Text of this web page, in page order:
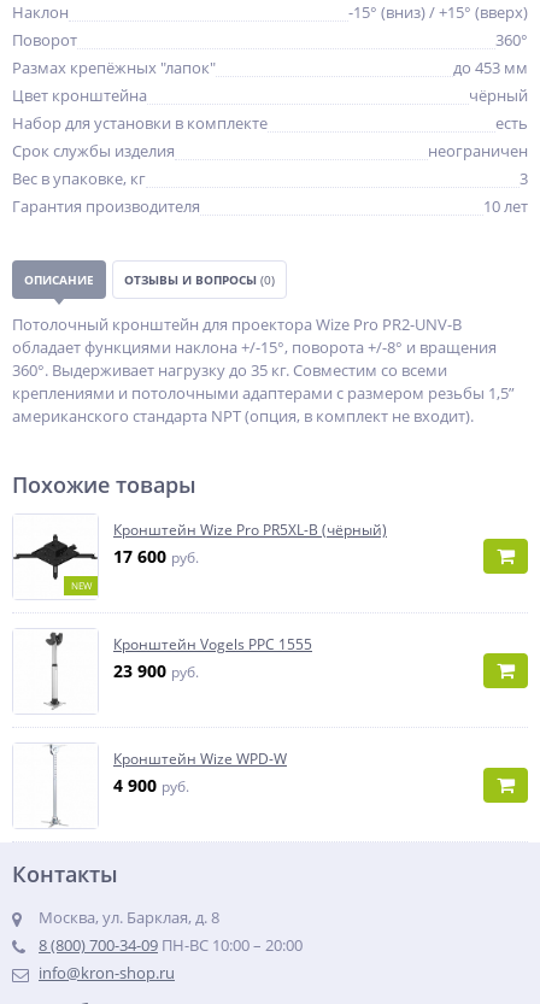
Наклон
-15° (вниз) / +15° (вверх)
Поворот
360°
Размах крепёжных "лапок"
до 453 мм
Цвет кронштейна
чёрный
Набор для установки в комплекте
есть
Срок службы изделия
неограничен
Вес в упаковке, кг
3
Гарантия производителя
10 лет
ОПИСАНИЕ ОТЗЫВЫ И ВОПРОСЫ (0)
Потолочный кронштейн для проектора Wize Pro PR2-UNV-B
обладает функциями наклона +/-15°, поворота +/-8° и вращения
360°. Выдерживает нагрузку до 35 кг. Совместим со всеми
креплениями и потолочными адаптерами c размером резьбы 1,5”
американского стандарта NPT (опция, в комплект не входит).
Похожие товары
NEW
Кронштейн Wize Pro PR5XL-B (чёрный)
17 600 руб.
Кронштейн Vogels PPC 1555
23 900 руб.
Кронштейн Wize WPD-W
4 900 руб.
Контакты
Москва, ул. Барклая, д. 8
8 (800) 700-34-09 ПН-ВС 10:00 – 20:00
info@kron-shop.ru